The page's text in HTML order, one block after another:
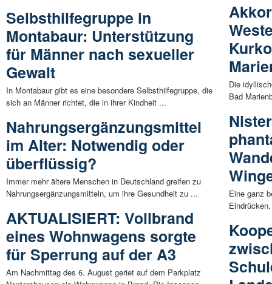
Selbsthilfegruppe in
Montabaur: Unterstützung
für Männer nach sexueller
Gewalt
In Montabaur gibt es eine besondere Selbsthilfegruppe, die
sich an Männer richtet, die in ihrer Kindheit ...
Nahrungsergänzungsmittel
im Alter: Notwendig oder
überflüssig?
Immer mehr ältere Menschen in Deutschland greifen zu
Nahrungsergänzungsmitteln, um ihre Gesundheit zu ...
AKTUALISIERT: Vollbrand
eines Wohnwagens sorgte
für Sperrung auf der A3
Am Nachmittag des 6. August geriet auf dem Parkplatz
Die
Bad
Eine ganz